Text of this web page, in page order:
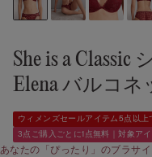
She is a Classic
Elena バルコネ
ウィメンズセールアイテム5点以上
3点ご購入ごとに1点無料｜対象ア
あなたの「ぴったり」のブラサイ